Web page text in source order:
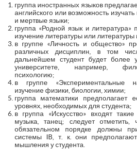
группа иностранных языков
английского или возможность
и мертвые языки;
группа «Родной язык и литература»
изучение литературы или литературы
в группе «Личность и общество»
различных дисциплин, в том
дальнейшем студент будет более
университете, например,
психологию;
в группе «Экспериментальные
изучение физики, биологии, химии;
группа математики предполагает
уровнях, необходимых для студента;
в группа «Искусство» входят
музыка, танец; следует
обязательном порядке должны
системы IB, т. к. они предполагают
мышления у студента.